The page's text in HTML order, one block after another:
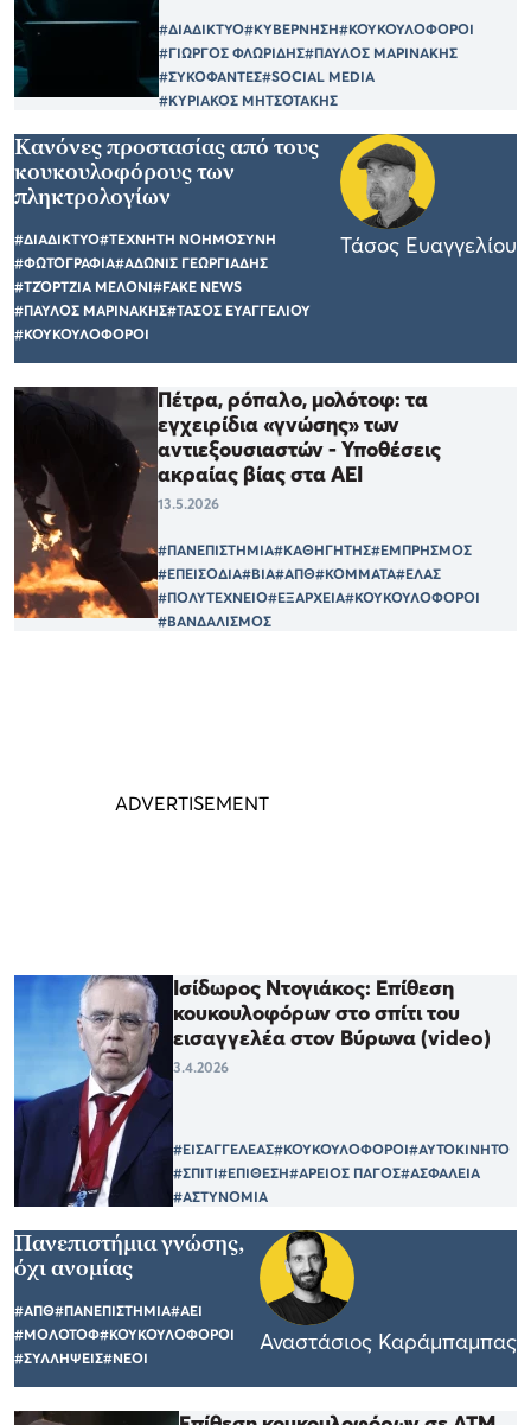
#ΔΙΑΔΙΚΤΥΟ#ΚΥΒΕΡΝΗΣΗ#ΚΟΥΚΟΥΛΟΦΟΡΟΙ
#ΓΙΩΡΓΟΣ ΦΛΩΡΙΔΗΣ#ΠΑΥΛΟΣ ΜΑΡΙΝΑΚΗΣ
#ΣΥΚΟΦΑΝΤΕΣ#SOCIAL MEDIA
#ΚΥΡΙΑΚΟΣ ΜΗΤΣΟΤΑΚΗΣ
Κανόνες προστασίας από τους
κουκουλοφόρους των
πληκτρολογίων
#ΔΙΑΔΙΚΤΥΟ#ΤΕΧΝΗΤΗ ΝΟΗΜΟΣΥΝΗ
#ΦΩΤΟΓΡΑΦΙΑ#ΑΔΩΝΙΣ ΓΕΩΡΓΙΑΔΗΣ
#ΤΖΌΡΤΖΙΑ ΜΕΛΟΝΙ#FAKE NEWS
#ΠΑΥΛΟΣ ΜΑΡΙΝΑΚΗΣ#ΤΑΣΟΣ ΕΥΑΓΓΕΛΙΟΥ
#ΚΟΥΚΟΥΛΟΦΟΡΟΙ
Τάσος Ευαγγελίου
Πέτρα, ρόπαλο, μολότοφ: τα
εγχειρίδια «γνώσης» των
αντιεξουσιαστών - Υποθέσεις
ακραίας βίας στα ΑΕΙ
13.5.2026
#ΠΑΝΕΠΙΣΤΗΜΙΑ#ΚΑΘΗΓΗΤΗΣ#ΕΜΠΡΗΣΜΟΣ
#ΕΠΕΙΣΟΔΙΑ#ΒΙΑ#ΑΠΘ#ΚΟΜΜΑΤΑ#ΕΛΑΣ
#ΠΟΛΥΤΕΧΝΕΙΟ#ΕΞΑΡΧΕΙΑ#ΚΟΥΚΟΥΛΟΦΟΡΟΙ
#ΒΑΝΔΑΛΙΣΜΟΣ
Ισίδωρος Ντογιάκος: Επίθεση
κουκουλοφόρων στο σπίτι του
εισαγγελέα στον Βύρωνα (video)
3.4.2026
#ΕΙΣΑΓΓΕΛΕΑΣ#ΚΟΥΚΟΥΛΟΦΟΡΟΙ#ΑΥΤΟΚΙΝΗΤΟ
#ΣΠΙΤΙ#ΕΠΙΘΕΣΗ#ΑΡΕΙΟΣ ΠΑΓΟΣ#ΑΣΦΑΛΕΙΑ
#ΑΣΤΥΝΟΜΙΑ
Πανεπιστήμια γνώσης,
όχι ανομίας
#ΑΠΘ#ΠΑΝΕΠΙΣΤΗΜΙΑ#ΑΕΙ
#ΜΟΛΟΤΟΦ#ΚΟΥΚΟΥΛΟΦΟΡΟΙ
#ΣΥΛΛΗΨΕΙΣ#ΝΕΟΙ
Αναστάσιος Καράμπαμπας